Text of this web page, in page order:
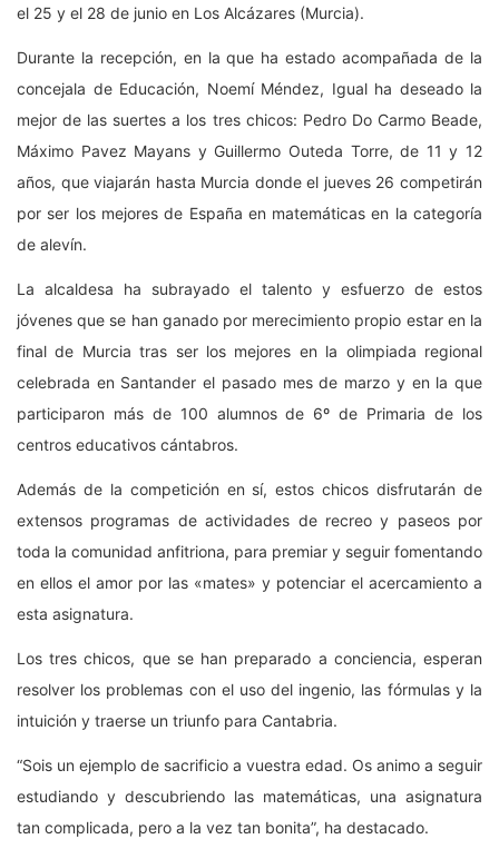
el 25 y el 28 de junio en Los Alcázares (Murcia).
Durante la recepción, en la que ha estado acompañada de la
concejala de Educación, Noemí Méndez, Igual ha deseado la
mejor de las suertes a los tres chicos: Pedro Do Carmo Beade,
Máximo Pavez Mayans y Guillermo Outeda Torre, de 11 y 12
años, que viajarán hasta Murcia donde el jueves 26 competirán
por ser los mejores de España en matemáticas en la categoría
de alevín.
La alcaldesa ha subrayado el talento y esfuerzo de estos
jóvenes que se han ganado por merecimiento propio estar en la
final de Murcia tras ser los mejores en la olimpiada regional
celebrada en Santander el pasado mes de marzo y en la que
participaron más de 100 alumnos de 6º de Primaria de los
centros educativos cántabros.
Además de la competición en sí, estos chicos disfrutarán de
extensos programas de actividades de recreo y paseos por
toda la comunidad anfitriona, para premiar y seguir fomentando
en ellos el amor por las «mates» y potenciar el acercamiento a
esta asignatura.
Los tres chicos, que se han preparado a conciencia, esperan
resolver los problemas con el uso del ingenio, las fórmulas y la
intuición y traerse un triunfo para Cantabria.
“Sois un ejemplo de sacrificio a vuestra edad. Os animo a seguir
estudiando y descubriendo las matemáticas, una asignatura
tan complicada, pero a la vez tan bonita”, ha destacado.